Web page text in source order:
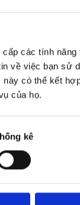
các tính
về việc bạn sử
có thể kết
của họ.
kê
A
Audi